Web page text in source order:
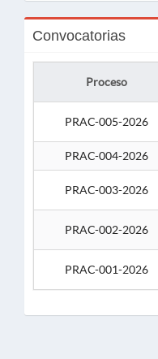
Convocatorias
Proceso
PRAC-005-2026
PRAC-004-2026
PRAC-003-2026
PRAC-002-2026
PRAC-001-2026